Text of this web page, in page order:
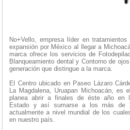
No+Vello, empresa líder en
expansión por México al llegar a
marca ofrece los servicios de
Blanqueamiento dental y Contorno de
generación que distingue a la marca.
El Centro ubicado en Paseo Lázaro
La Magdalena, Uruapan Michoacán, es
planea abrir a finales de éste año en
Estado y así sumarse a los más de
actualmente a nivel mundial de los
en nuestro país.